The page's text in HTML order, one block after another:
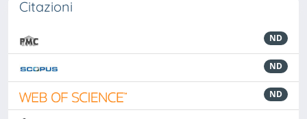
Citazioni
ND
ND
ND